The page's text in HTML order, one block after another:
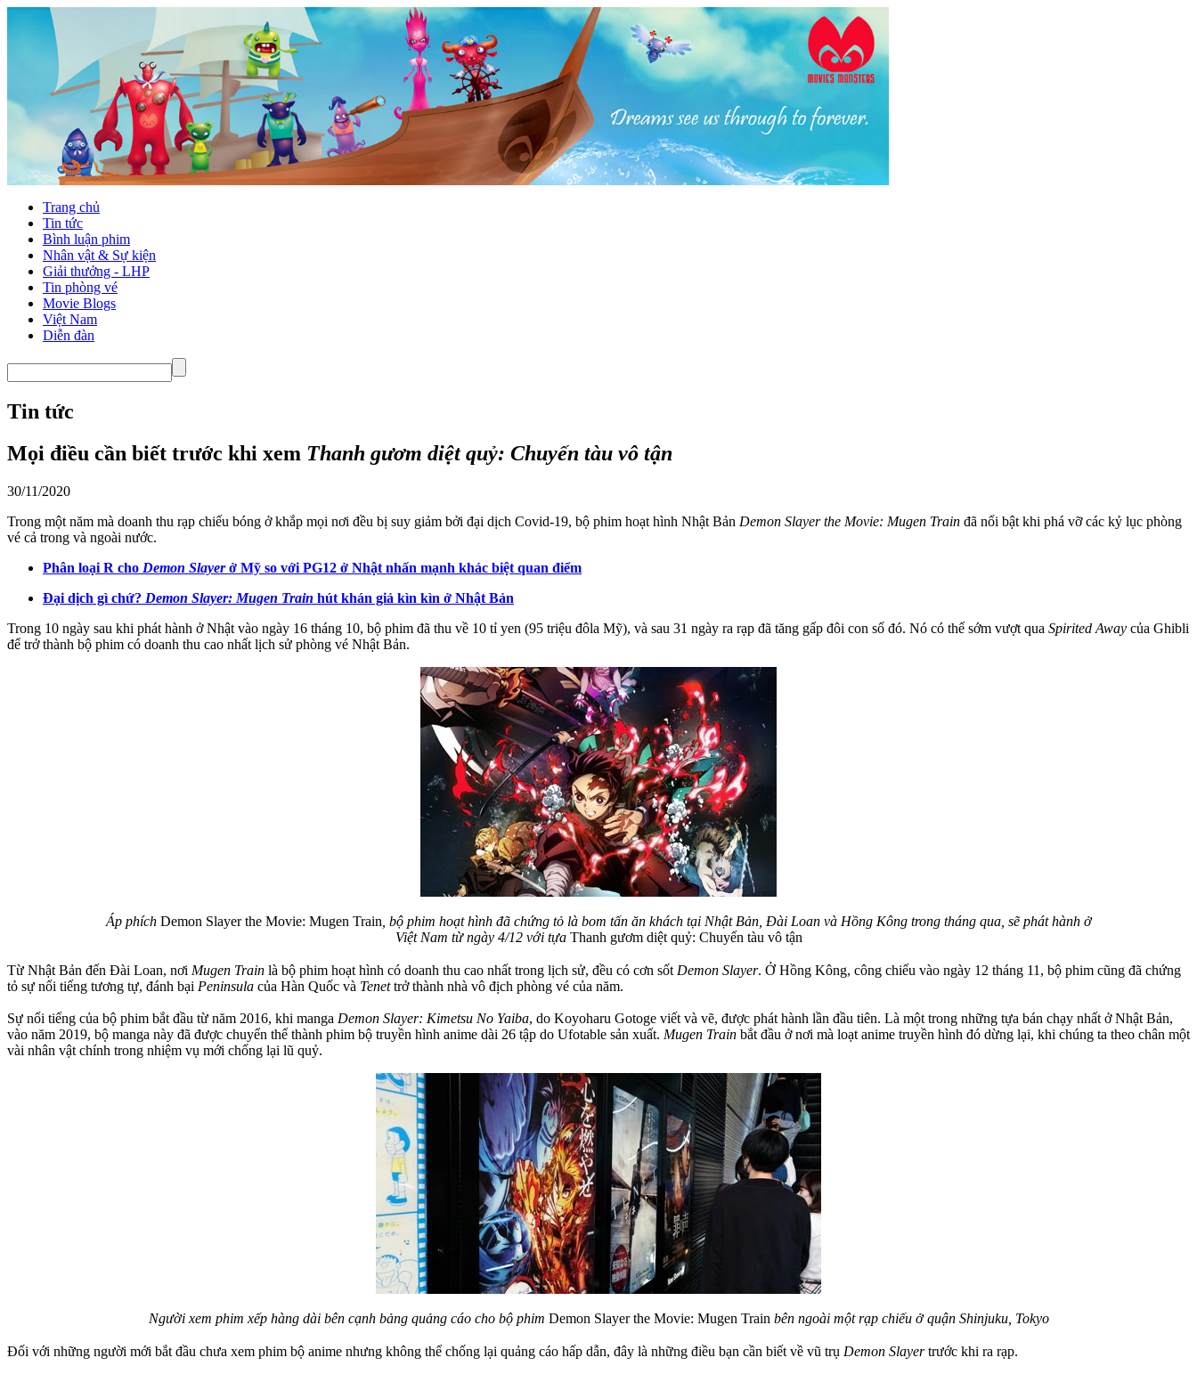
Trang chủ
Tin tức
Bình luận phim
Nhân vật & Sự kiện
Giải thưởng - LHP
Tin phòng vé
Movie Blogs
Việt Nam
Diễn đàn
Tin tức
Mọi điều cần biết trước khi xem Thanh gươm diệt quỷ: Chuyến tàu vô tận
30/11/2020
Trong một năm mà doanh thu rạp chiếu bóng ở khắp mọi nơi đều bị suy giảm bởi đại dịch Covid-19, bộ phim hoạt hình Nhật Bản Demon Slayer the Movie: Mugen Train đã nổi bật khi phá vỡ các kỷ lục phòng
vé cả trong và ngoài nước.
Phân loại R cho Demon Slayerở Mỹ so với PG12 ở Nhật nhấn mạnh khác biệt quan điểm
Đại dịch gì chứ? Demon Slayer: Mugen Train hút khán giả kìn kìn ở Nhật Bản
Trong 10 ngày sau khi phát hành ở Nhật vào ngày 16 tháng 10, bộ phim đã thu về 10 tỉ yen (95 triệu đôla Mỹ), và sau 31 ngày ra rạp đã tăng gấp đôi con số đó. Nó có thể sớm vượt qua Spirited Away của Ghibli
để trở thành bộ phim có doanh thu cao nhất lịch sử phòng vé Nhật Bản.
Áp phíchDemon Slayer the Movie: Mugen Train , bộ phim hoạt hình đã chứng tỏ là bom tấn ăn khách tại Nhật Bản, Đài Loan và Hồng Kông trong tháng qua, sẽ phát hành ở
Việt Nam từ ngày 4/12 với tựa Thanh gươm diệt quỷ: Chuyến tàu vô tận
Từ Nhật Bản đến Đài Loan, nơi Mugen Train là bộ phim hoạt hình có doanh thu cao nhất trong lịch sử, đều có cơn sốt Demon Slayer. Ở Hồng Kông, công chiếu vào ngày 12 tháng 11, bộ phim cũng đã chứng
tỏ sự nổi tiếng tương tự, đánh bại Peninsula của Hàn Quốc và Tenettrở thành nhà vô địch phòng vé của năm.
Sự nổi tiếng của bộ phim bắt đầu từ năm 2016, khi manga Demon Slayer: Kimetsu No Yaiba, do Koyoharu Gotoge viết và vẽ, được phát hành lần đầu tiên. Là một trong những tựa bán chạy nhất ở Nhật Bản,
vào năm 2019, bộ manga này đã được chuyển thể thành phim bộ truyền hình anime dài 26 tập do Ufotable sản xuất. Mugen Train bắt đầu ở nơi mà loạt anime truyền hình đó dừng lại, khi chúng ta theo chân một
vài nhân vật chính trong nhiệm vụ mới chống lại lũ quỷ.
Người xem phim xếp hàng dài bên cạnh bảng quảng cáo cho bộ phim Demon Slayer the Movie: Mugen Train bên ngoài một rạp chiếu ở quận Shinjuku, Tokyo
Đối với những người mới bắt đầu chưa xem phim bộ anime nhưng không thể chống lại quảng cáo hấp dẫn, đây là những điều bạn cần biết về vũ trụ Demon Slayertrước khi ra rạp.